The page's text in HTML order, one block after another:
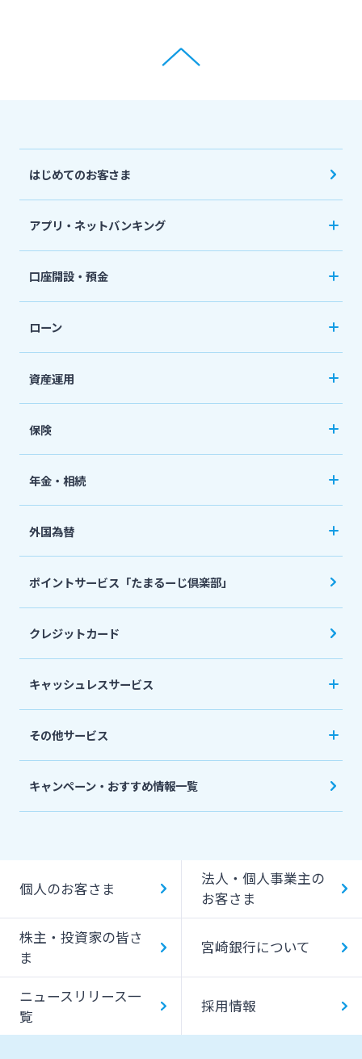
はじめてのお客さま
アプリ・ネットバンキング
個人向けネットバンキングサービス「いっちゃ
ねっと」
口座開設・預金
普通預金など
定期預金
ローン
おまとめローン
「おまとめ1（ワン）」
住宅ローン
フリーローン
ローンシミュレーション
資産運用
国債
保険
ネット定期保険
ネット医療保険
死亡保険（生命保険）
生命保険
年金・相続
国民年金基金
個人型確定拠出年金（iDeCo）
相続関連サービス
外国為替
外貨両替・円建小切手取立
外貨預金
ポイントサービス「たまるーじ倶楽部」
クレジットカード
キャッシュレスサービス
みやぎんPay
デビットカード
その他サービス
ペイジー口座振替受付サービス
キャンペーン・おすすめ情報一覧
個人のお客さま
法人・個人事業主の
お客さま
株主・投資家の皆さ
ま
宮崎銀行について
ニュースリリース一
覧
採用情報